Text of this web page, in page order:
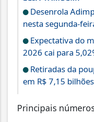
Desenrola
nesta segunda-
Expectativa do
2026 cai para
Retiradas da
em R$ 7,15
Principais